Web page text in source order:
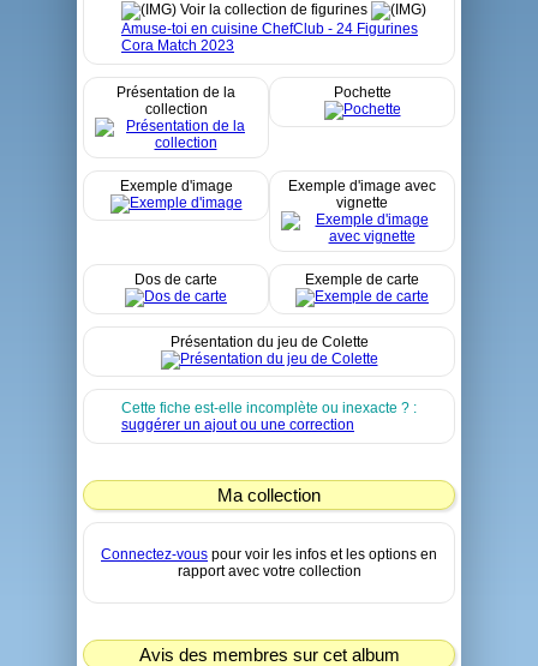
Voir la collection de figurines
Amuse-toi en cuisine ChefClub - 24 Figurines
Cora Match 2023
Présentation de la
collection
Pochette
Exemple d'image
Exemple d'image avec
vignette
Dos de carte Exemple de carte
Présentation du jeu de Colette
Cette fiche est-elle incomplète ou inexacte ? :
suggérer un ajout ou une correction
Ma collection
Connectez-vous pour voir les infos et les options en
rapport avec votre collection
Avis des membres sur cet album